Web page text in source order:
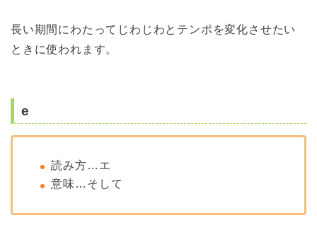
長い期間にわたってじわじわとテンポを変化させたい
ときに使われます。
e
読み方…エ
意味…そして